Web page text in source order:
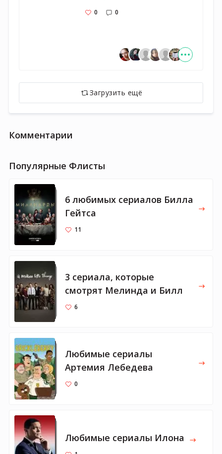
0 0
Загрузить ещё
Комментарии
Популярные Флисты
6 любимых сериалов Билла
Гейтса
11
3 сериала, которые
смотрят Мелинда и Билл
6
Любимые сериалы
Артемия Лебедева
0
Любимые сериалы Илона